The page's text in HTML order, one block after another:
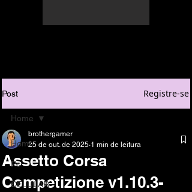
Post Registre-se
Home
Pc
CELULAR
Home
Assetto Corsa
Competizione v1.10.3-
brothergamer
25 de out. de 2025 1 min de leitura